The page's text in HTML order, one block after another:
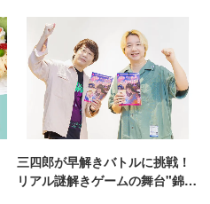
三四郎が早解きバトルに挑戦！
リアル謎解きゲームの舞台"錦糸